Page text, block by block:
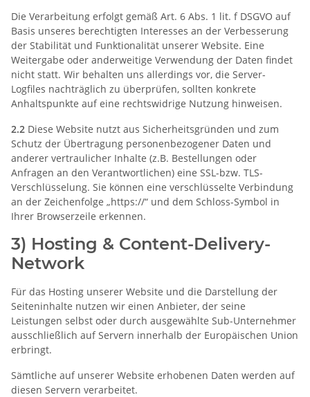
Die Verarbeitung erfolgt gemäß Art. 6 Abs. 1 lit. f DSGVO auf
Basis unseres berechtigten Interesses an der Verbesserung
der Stabilität und Funktionalität unserer Website. Eine
Weitergabe oder anderweitige Verwendung der Daten findet
nicht statt. Wir behalten uns allerdings vor, die Server-
Logfiles nachträglich zu überprüfen, sollten konkrete
Anhaltspunkte auf eine rechtswidrige Nutzung hinweisen.
2.2 Diese Website nutzt aus Sicherheitsgründen und zum
Schutz der Übertragung personenbezogener Daten und
anderer vertraulicher Inhalte (z.B. Bestellungen oder
Anfragen an den Verantwortlichen) eine SSL-bzw. TLS-
Verschlüsselung. Sie können eine verschlüsselte Verbindung
an der Zeichenfolge „https://“ und dem Schloss-Symbol in
Ihrer Browserzeile erkennen.
3) Hosting & Content-Delivery-
Network
Für das Hosting unserer Website und die Darstellung der
Seiteninhalte nutzen wir einen Anbieter, der seine
Leistungen selbst oder durch ausgewählte Sub-Unternehmer
ausschließlich auf Servern innerhalb der Europäischen Union
erbringt.
Sämtliche auf unserer Website erhobenen Daten werden auf
diesen Servern verarbeitet.